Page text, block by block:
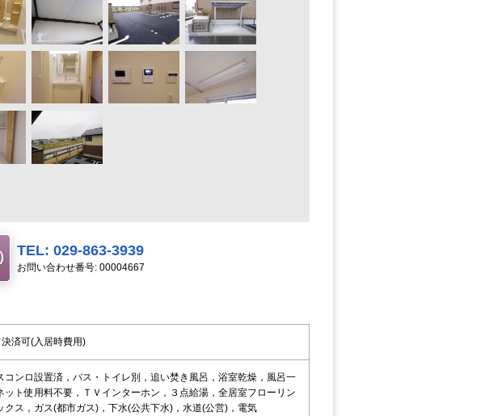
TEL: 029-863-3939
お問い合わせ番号: 00004667
済可(入居時費用)
ンロ設置済，バス・トイレ別，追い焚き風呂，浴室乾燥，風呂一
ト使用料不要，ＴＶインターホン，３点給湯，全居室フローリン
ス，ガス(都市ガス)，下水(公共下水)，水道(公営)，電気